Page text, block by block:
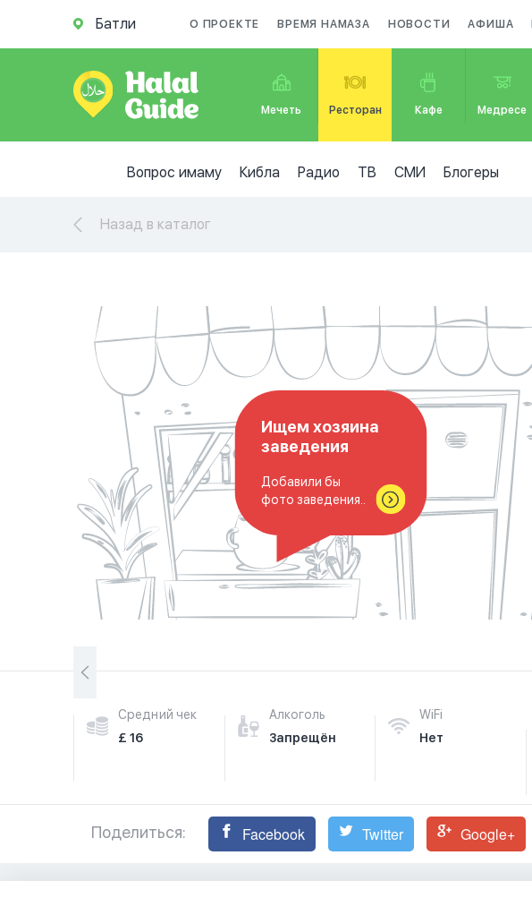
Батли О ПРОЕКТЕ ВРЕМЯ НАМАЗА НОВОСТИ АФИША
Мечеть Ресторан Кафе Медресе
Вопрос имаму Кибла Радио ТВ СМИ Блогеры
Назад в каталог
Ищем хозяина
заведения
Добавили бы
фото заведения..
Средний чек
£ 16
Алкоголь
Запрещён
WiFi
Нет
Поделиться: Facebook Twitter Google+